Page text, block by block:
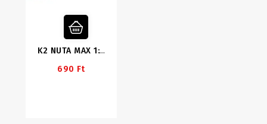
K2 NUTA MAX 1:100 50ml Szélvédőmosó
690 Ft